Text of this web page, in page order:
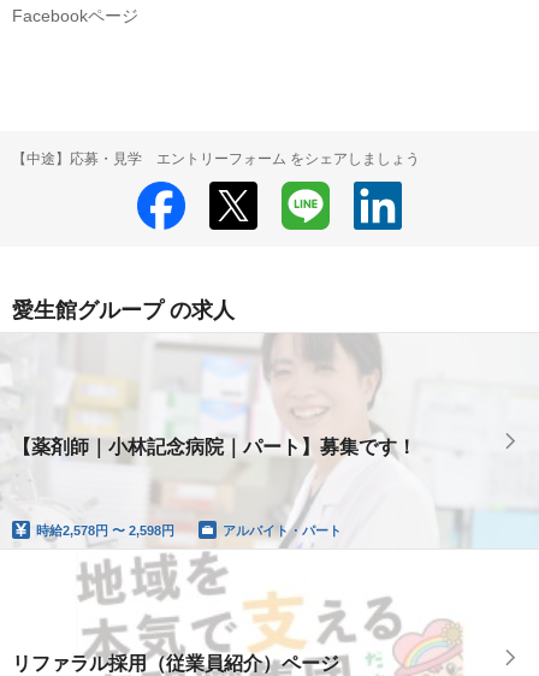
Facebookページ
【中途】応募・見学 エントリーフォーム をシェアしましょう
愛生館グループ の求人
【薬剤師｜小林記念病院｜パート】募集です！
時給2,578円 〜 2,598円 アルバイト・パート
リファラル採用（従業員紹介）ページ